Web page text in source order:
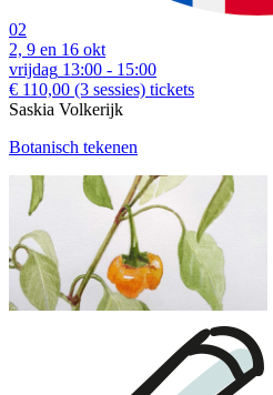
Nederlandstalige bon|
Voorbeelden van muziekworkshops
02
2, 9 en 16 okt
vrijdag 13:00 - 15:00
€ 110,00 (3 sessies) tickets
Saskia Volkerijk
Botanisch tekenen